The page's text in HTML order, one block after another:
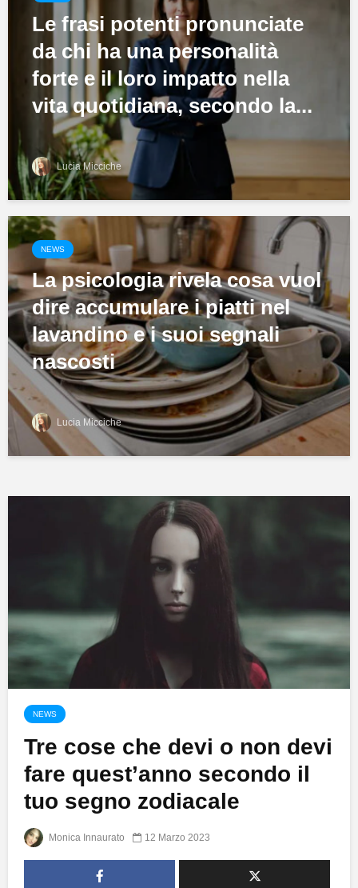
Le frasi potenti pronunciate
da chi ha una personalità
forte e il loro impatto nella
vita quotidiana, secondo la...
Lucia Micciche
NEWS
La psicologia rivela cosa vuol
dire accumulare i piatti nel
lavandino e i suoi segnali
nascosti
Lucia Micciche
NEWS
Tre cose che devi o non devi
fare quest’anno secondo il
tuo segno zodiacale
Monica Innaurato 12 Marzo 2023